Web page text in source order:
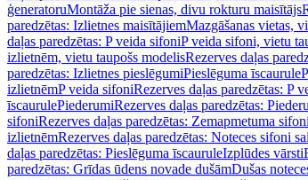
ģeneratoruMontāža pie sienas, divu rokturu maisītājs
paredzētas: Izlietnes maisītājiemMazgāšanas vietas,
daļas paredzētas: P veida sifoniP veida sifoni, vietu
izlietnēm, vietu taupošs modelisRezerves daļas
paredzētas: Izlietnes pieslēgumiPieslēguma īscaurule
izlietnēmP veida sifoniRezerves daļas paredzētas: P
īscaurulePiederumiRezerves daļas paredzētas:
sifoniRezerves daļas paredzētas: Zemapmetuma sifoni
izlietnēmRezerves daļas paredzētas: Noteces sifoni
daļas paredzētas: Pieslēguma īscauruleIzplūdes vārsti
paredzētas: Grīdas ūdens novade dušāmDušas